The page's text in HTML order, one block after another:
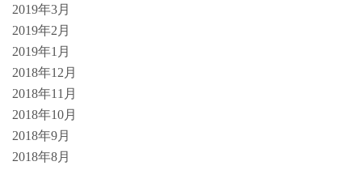
2019年3月
2019年2月
2019年1月
2018年12月
2018年11月
2018年10月
2018年9月
2018年8月